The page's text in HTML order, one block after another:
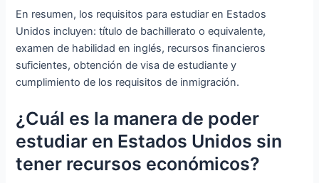
En resumen, los requisitos para estudiar en Estados
Unidos incluyen: título de bachillerato o equivalente,
examen de habilidad en inglés, recursos financieros
suficientes, obtención de visa de estudiante y
cumplimiento de los requisitos de inmigración.
¿Cuál es la manera de poder
estudiar en Estados Unidos sin
tener recursos económicos?